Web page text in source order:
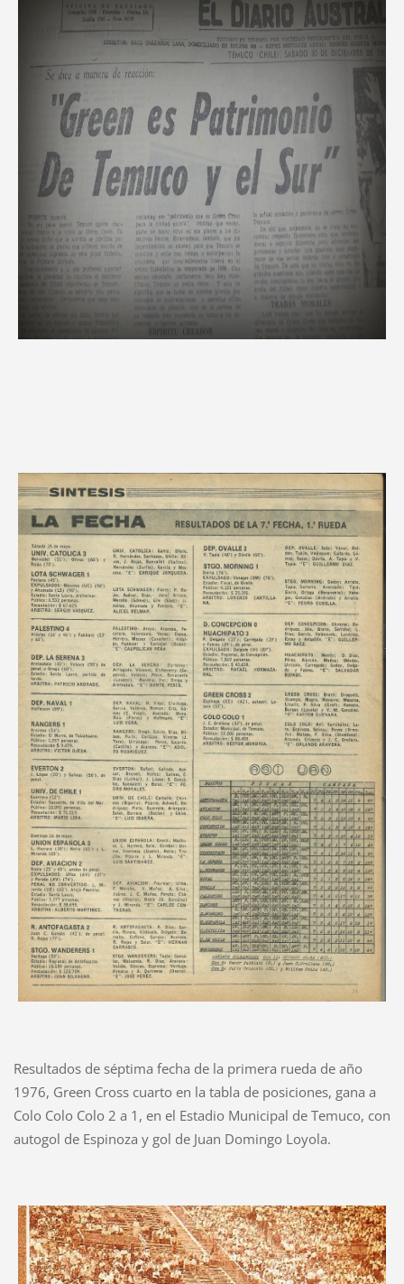
Resultados de séptima fecha de la primera rueda de año
1976, Green Cross cuarto en la tabla de posiciones, gana a
Colo Colo Colo 2 a 1, en el Estadio Municipal de Temuco, con
autogol de Espinoza y gol de Juan Domingo Loyola.